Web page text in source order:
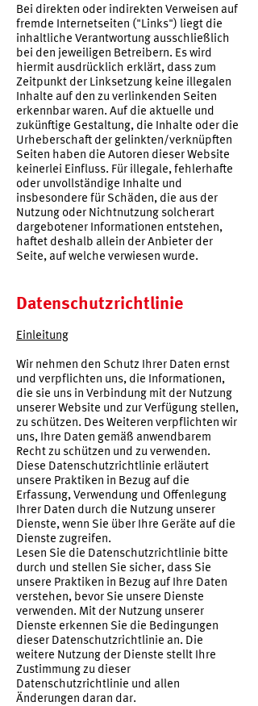
Bei direkten oder indirekten Verweisen auf
fremde Internetseiten ("Links") liegt die
inhaltliche Verantwortung ausschließlich
bei den jeweiligen Betreibern. Es wird
hiermit ausdrücklich erklärt, dass zum
Zeitpunkt der Linksetzung keine illegalen
Inhalte auf den zu verlinkenden Seiten
erkennbar waren. Auf die aktuelle und
zukünftige Gestaltung, die Inhalte oder die
Urheberschaft der gelinkten/verknüpften
Seiten haben die Autoren dieser Website
keinerlei Einfluss. Für illegale, fehlerhafte
oder unvollständige Inhalte und
insbesondere für Schäden, die aus der
Nutzung oder Nichtnutzung solcherart
dargebotener Informationen entstehen,
haftet deshalb allein der Anbieter der
Seite, auf welche verwiesen wurde.
Datenschutzrichtlinie
Einleitung
Wir nehmen den Schutz Ihrer Daten ernst
und verpflichten uns, die Informationen,
die sie uns in Verbindung mit der Nutzung
unserer Website und zur Verfügung stellen,
zu schützen. Des Weiteren verpflichten wir
uns, Ihre Daten gemäß anwendbarem
Recht zu schützen und zu verwenden.
Diese Datenschutzrichtlinie erläutert
unsere Praktiken in Bezug auf die
Erfassung, Verwendung und Offenlegung
Ihrer Daten durch die Nutzung unserer
Dienste, wenn Sie über Ihre Geräte auf die
Dienste zugreifen.
Lesen Sie die Datenschutzrichtlinie bitte
durch und stellen Sie sicher, dass Sie
unsere Praktiken in Bezug auf Ihre Daten
verstehen, bevor Sie unsere Dienste
verwenden. Mit der Nutzung unserer
Dienste erkennen Sie die Bedingungen
dieser Datenschutzrichtlinie an. Die
weitere Nutzung der Dienste stellt Ihre
Zustimmung zu dieser
Datenschutzrichtlinie und allen
Änderungen daran dar.